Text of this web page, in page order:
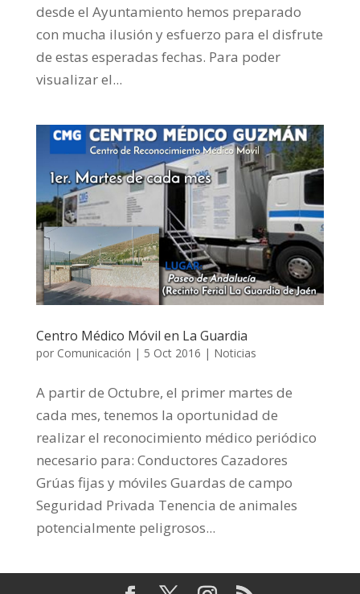
desde el Ayuntamiento hemos preparado
con mucha ilusión y esfuerzo para el disfrute
de estas esperadas fechas. Para poder
visualizar el...
Centro Médico Móvil en La Guardia
por Comunicación | 5 Oct 2016 | Noticias
A partir de Octubre, el primer martes de
cada mes, tenemos la oportunidad de
realizar el reconocimiento médico periódico
necesario para: Conductores Cazadores
Grúas fijas y móviles Guardas de campo
Seguridad Privada Tenencia de animales
potencialmente peligrosos...